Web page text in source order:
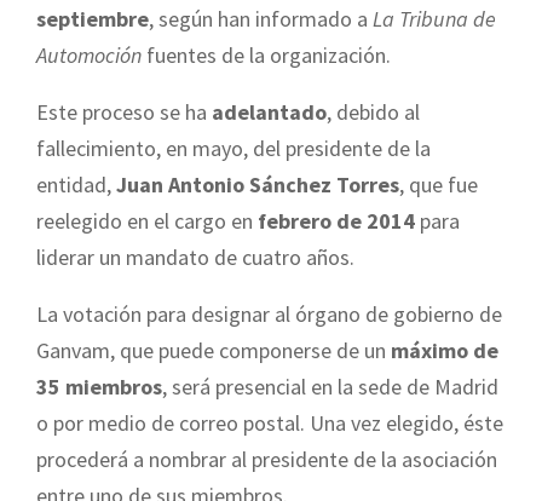
septiembre, según han informado a La Tribuna de
Automoción fuentes de la organización.
Este proceso se ha adelantado, debido al
fallecimiento, en mayo, del presidente de la
entidad,Juan Antonio Sánchez Torres, que fue
reelegido en el cargo en febrero de 2014 para
liderar un mandato de cuatro años.
La votación para designar al órgano de gobierno de
Ganvam, que puede componerse de un máximo de
35 miembros, será presencial en la sede de Madrid
o por medio de correo postal. Una vez elegido, éste
procederá a nombrar al presidente de la asociación
entre uno de sus miembros.